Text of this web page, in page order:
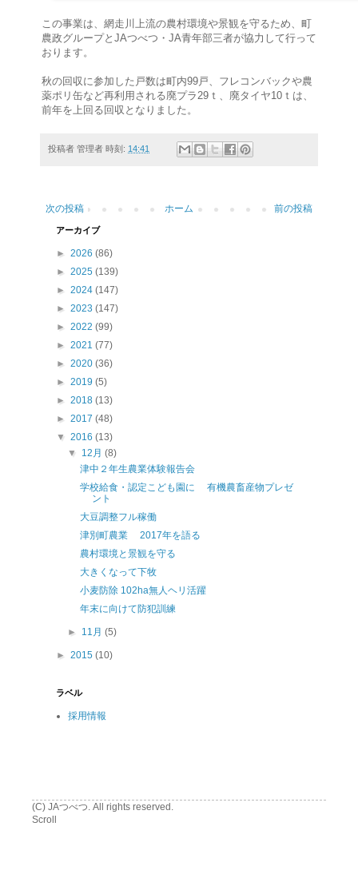
この事業は、網走川上流の農村環境や景観を守るため、町
農政グループとJAつべつ・JA青年部三者が協力して行って
おります。
秋の回収に参加した戸数は町内99戸、フレコンバックや農
薬ポリ缶など再利用される廃プラ29ｔ、廃タイヤ10ｔは、
前年を上回る回収となりました。
投稿者 管理者 時刻: 14:41
次の投稿 前の投稿
ホーム
アーカイブ
► 2026 (86)
► 2025 (139)
► 2024 (147)
► 2023 (147)
► 2022 (99)
► 2021 (77)
► 2020 (36)
► 2019 (5)
► 2018 (13)
► 2017 (48)
▼ 2016 (13)
▼ 12月(8)
津中２年生農業体験報告会
学校給食・認定こども園に 有機農畜産物プレゼ
ント
大豆調整フル稼働
津別町農業 2017年を語る
農村環境と景観を守る
大きくなって下牧
小麦防除 102ha無人ヘリ活躍
年末に向けて防犯訓練
► 11月(5)
► 2015 (10)
ラベル
採用情報
(C) JAつべつ. All rights reserved.
Scroll